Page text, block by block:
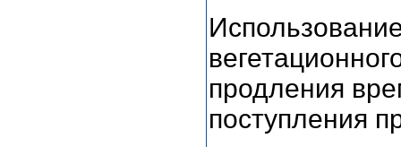
продления
поступления